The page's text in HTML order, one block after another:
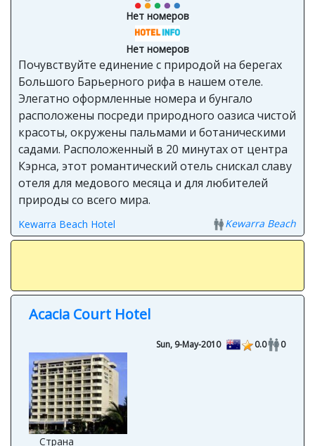
Нет номеров
Нет номеров
Почувствуйте единение с природой на берегах
Большого Барьерного рифа в нашем отеле.
Элегатно оформленные номера и бунгало
расположены посреди природного оазиса чистой
красоты, окружены пальмами и ботаническими
садами. Расположенный в 20 минутах от центра
Кэрнса, этот романтический отель снискал славу
отеля для медового месяца и для любителей
природы со всего мира.
Kewarra Beach Hotel Kewarra Beach
Acacia Court Hotel
Sun, 9-May-2010 0.0 0
Страна